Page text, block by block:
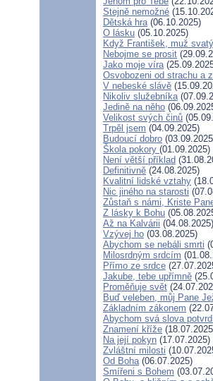
Stejně nemožné
Dětská hra(06.10.2025)
O lásku (05.10.2025)
Když František, muž svatý
Nebojme se prosit
Jako moje víra
Osvobozeni od strachu a
V nebeské slávě
Nikoliv služebníka
Jedině na něho
Velikost svých činů
Trpěl jsem (04.09.2025)
Budoucí dobro
Škola pokory (01.09.2025)
Není větší příklad
Definitivně (24.08.2025)
Kvalitní lidské vztahy
Nic jiného na starosti
Zůstaň s námi, Kriste
Z lásky k Bohu
Až na Kalvárii (04.08.2025)
Vzývej ho (03.08.2025)
Abychom se nebáli smrti
Milosrdným srdcím
Přímo ze srdce
Jakube, tebe upřímně
Proměňuje svět
Buď veleben, můj Pane
Základním zákonem
Abychom svá slova
Znamení kříže
Na její pokyn (17.07.2025)
Zvláštní milosti
Od Boha(06.07.2025)
Smířeni s Bohem